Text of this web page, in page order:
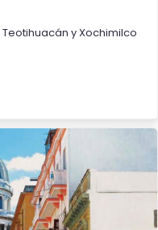
Teotihuacán yXochimilco